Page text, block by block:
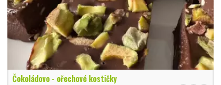
Čokoládovo - ořechové kostičky